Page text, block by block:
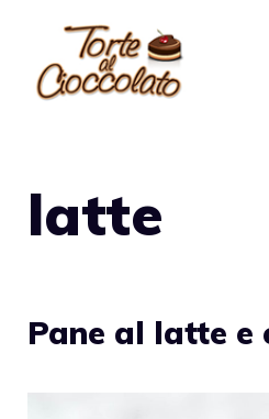
contenuto
latte
Pane al latte e